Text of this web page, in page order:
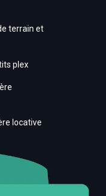
terrain et
plex
locative